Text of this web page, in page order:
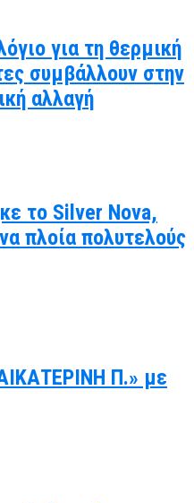
για τη θερμική
συμβάλλουν στην
αλλαγή
το Silver Nova,
πλοία πολυτελούς
Π.» με